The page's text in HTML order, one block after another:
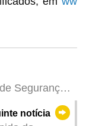
Segurança
eliminação
na prática
notícia